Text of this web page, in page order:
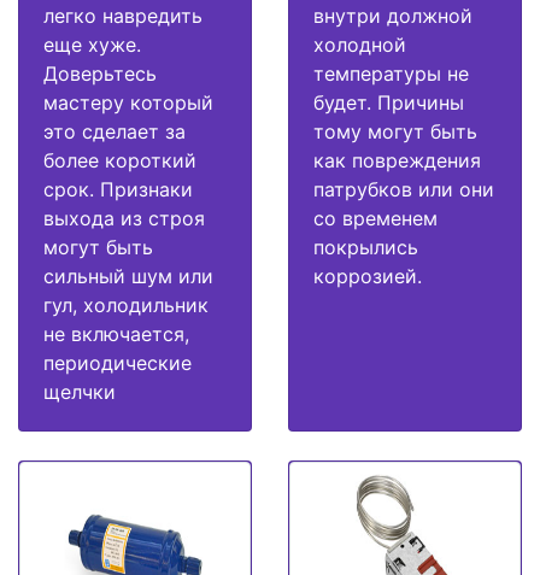
легко навредить
еще хуже.
Доверьтесь
мастеру который
это сделает за
более короткий
срок. Признаки
выхода из строя
могут быть
сильный шум или
гул, холодильник
не включается,
периодические
щелчки
внутри должной
холодной
температуры не
будет. Причины
тому могут быть
как повреждения
патрубков или они
со временем
покрылись
коррозией.